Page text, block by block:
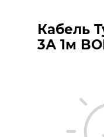
Кабель
3А 1м